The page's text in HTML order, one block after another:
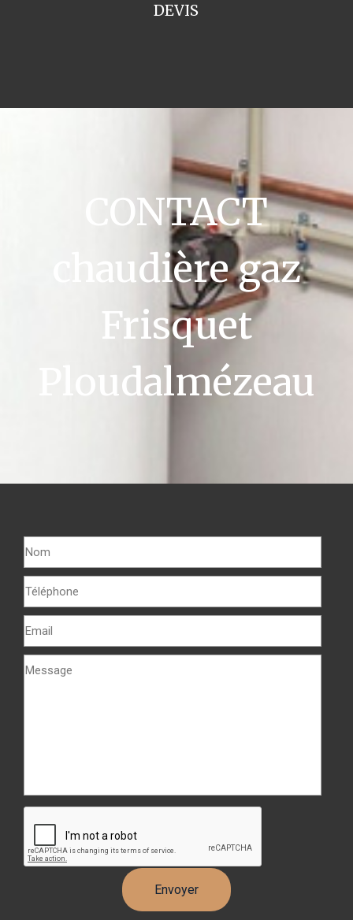
DEVIS
CONTACT
chaudière gaz
Frisquet
Ploudalmézeau